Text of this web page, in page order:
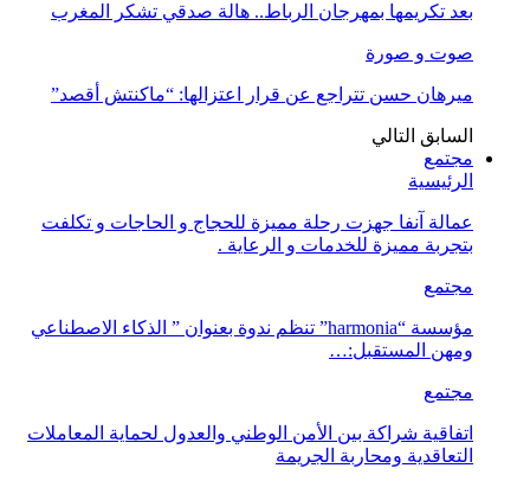
بعد تكريمها بمهرجان الرباط.. هالة صدقي تشكر المغرب
صوت و صورة
ميرهان حسن تتراجع عن قرار اعتزالها: “ماكنتش أقصد”
السابق التالي
مجتمع
الرئيسية
عمالة آنفا جهزت رحلة مميزة للحجاج و الحاجات و تكلفت
بتجربة مميزة للخدمات و الرعاية .
مجتمع
مؤسسة “harmonia” تنظم ندوة بعنوان ” الذكاء الاصطناعي
ومهن المستقبل:…
مجتمع
اتفاقية شراكة بين الأمن الوطني والعدول لحماية المعاملات
التعاقدية ومحاربة الجريمة